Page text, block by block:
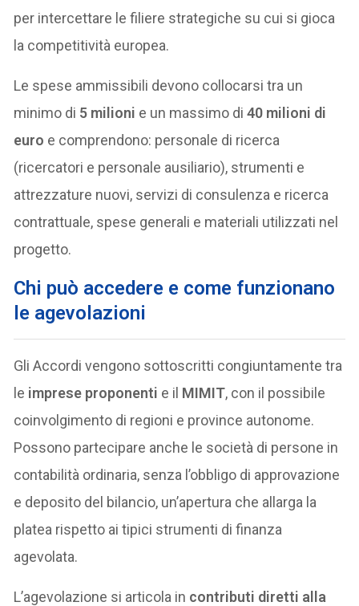
per intercettare le filiere strategiche su cui si gioca
la competitività europea.
Le spese ammissibili devono collocarsi tra un
minimo di 5 milioni e un massimo di40 milioni di
euro e comprendono: personale di ricerca
(ricercatori e personale ausiliario), strumenti e
attrezzature nuovi, servizi di consulenza e ricerca
contrattuale, spese generali e materiali utilizzati nel
progetto.
Chi può accedere e come funzionano
le agevolazioni
Gli Accordi vengono sottoscritti congiuntamente tra
le imprese proponenti e il MIMIT, con il possibile
coinvolgimento di regioni e province autonome.
Possono partecipare anche le società di persone in
contabilità ordinaria, senza l’obbligo di approvazione
e deposito del bilancio, un’apertura che allarga la
platea rispetto ai tipici strumenti di finanza
agevolata.
L’agevolazione si articola in contributi diretti alla